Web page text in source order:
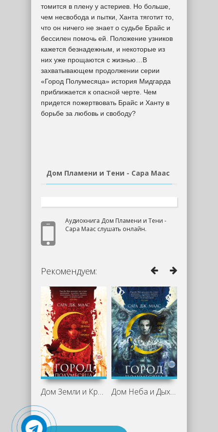
томится в плену у астериев. Но больше,
чем несвобода и пытки, Ханта тяготит то,
что он ничего не знает о судьбе Брайс и
бессилен помочь ей. Положение узников
кажется безнадежным, и некоторые из
них уже прощаются с жизнью…В
захватывающем продолжении серии
«Город Полумесяца» история Мидгарда
приближается к опасной черте. Чем
придется пожертвовать Брайс и Ханту в
борьбе за любовь и свободу?
Дом Пламени и Тени - Сара Маас
Аудиокнига Дом Пламени и Тени -
Сара Маас слушать онлайн.
Рекомендуем:
Дом Земли и Крови - Сара Дж. Маас Дом Неба и Дыхания - Сара Дж. Маас